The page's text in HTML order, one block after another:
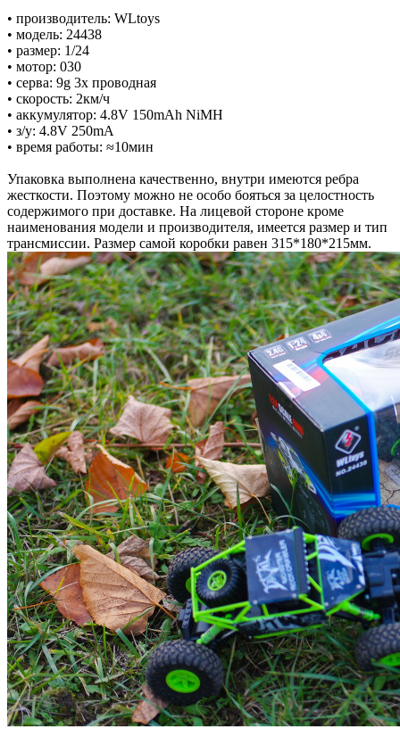
• производитель: WLtoys
• модель: 24438
• размер: 1/24
• мотор: 030
• серва: 9g 3х проводная
• скорость: 2км/ч
• аккумулятор: 4.8V 150mAh NiMH
• з/у: 4.8V 250mA
• время работы: ≈10мин
Упаковка выполнена качественно, внутри имеются ребра
жесткости. Поэтому можно не особо бояться за целостность
содержимого при доставке. На лицевой стороне кроме
наименования модели и производителя, имеется размер и тип
трансмиссии. Размер самой коробки равен 315*180*215мм.